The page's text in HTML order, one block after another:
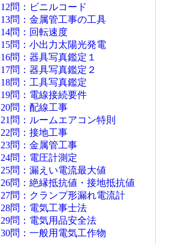
12問：ビニルコード
13問：金属管工事の工具
14問：回転速度
15問：小出力太陽光発電
16問：器具写真鑑定１
17問：器具写真鑑定２
18問：工具写真鑑定
19問：電線接続要件
20問：配線工事
21問：ルームエアコン特則
22問：接地工事
23問：金属管工事
24問：電圧計測定
25問：漏えい電流最大値
26問：絶縁抵抗値・接地抵抗値
27問：クランプ形漏れ電流計
28問：電気工事士法
29問：電気用品安全法
30問：一般用電気工作物